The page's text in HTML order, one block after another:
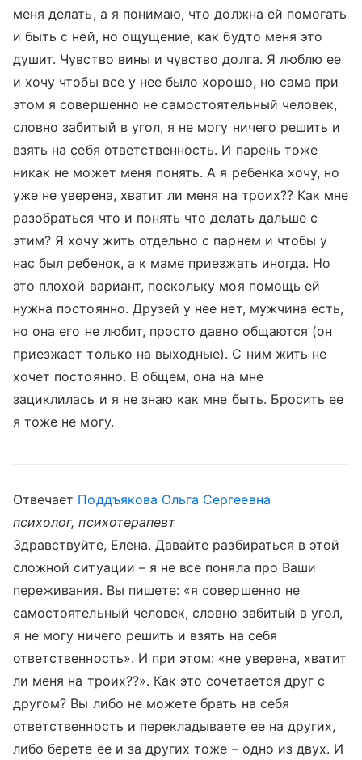
меня делать, а я понимаю, что должна ей помогать
и быть с ней, но ощущение, как будто меня это
душит. Чувство вины и чувство долга. Я люблю ее
и хочу чтобы все у нее было хорошо, но сама при
этом я совершенно не самостоятельный человек,
словно забитый в угол, я не могу ничего решить и
взять на себя ответственность. И парень тоже
никак не может меня понять. А я ребенка хочу, но
уже не уверена, хватит ли меня на троих?? Как мне
разобраться что и понять что делать дальше с
этим? Я хочу жить отдельно с парнем и чтобы у
нас был ребенок, а к маме приезжать иногда. Но
это плохой вариант, поскольку моя помощь ей
нужна постоянно. Друзей у нее нет, мужчина есть,
но она его не любит, просто давно общаются (он
приезжает только на выходные). С ним жить не
хочет постоянно. В общем, она на мне
зациклилась и я не знаю как мне быть. Бросить ее
я тоже не могу.
Отвечает Поддъякова Ольга Сергеевна
психолог, психотерапевт
Здравствуйте, Елена. Давайте разбираться в этой
сложной ситуации – я не все поняла про Ваши
переживания. Вы пишете: «я совершенно не
самостоятельный человек, словно забитый в угол,
я не могу ничего решить и взять на себя
ответственность». И при этом: «не уверена, хватит
ли меня на троих??». Как это сочетается друг с
другом? Вы либо не можете брать на себя
ответственность и перекладываете ее на других,
либо берете ее и за других тоже – одно из двух. И